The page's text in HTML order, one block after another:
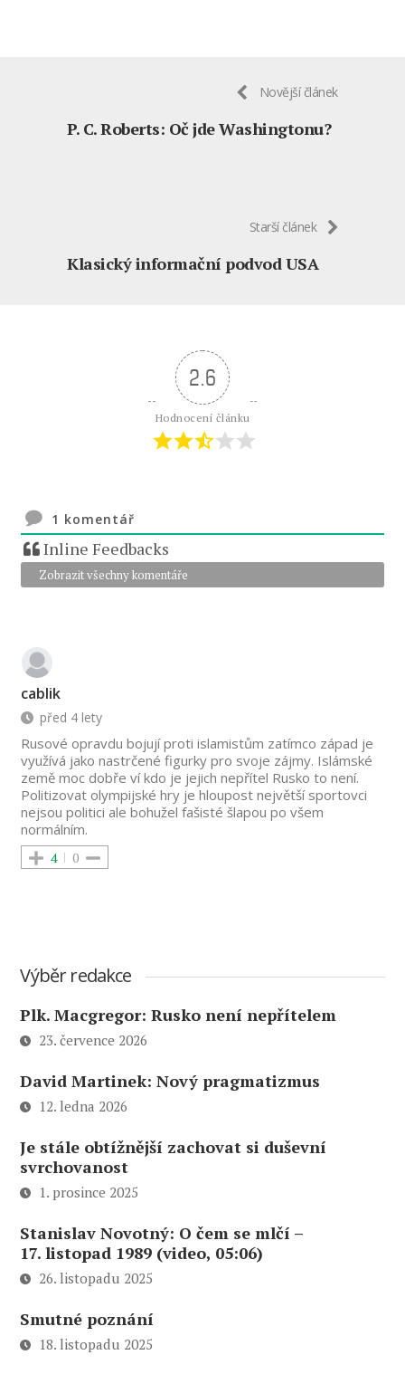
Novější článek
P. C. Roberts: Oč jde Washingtonu?
Starší článek
Klasický informační podvod USA
2.6
Hodnocení článku
1 komentář
Inline Feedbacks
Zobrazit všechny komentáře
cablik
před 4 lety
Rusové opravdu bojují proti islamistům zatímco západ je
využívá jako nastrčené figurky pro svoje zájmy. Islámské
země moc dobře ví kdo je jejich nepřítel Rusko to není.
Politizovat olympijské hry je hloupost největší sportovci
nejsou politici ale bohužel fašisté šlapou po všem
normálním.
4 0
Výběr redakce
Plk. Macgregor: Rusko není nepřítelem
23. července 2026
David Martinek: Nový pragmatizmus
12. ledna 2026
Je stále obtížnější zachovat si duševní
svrchovanost
1. prosince 2025
Stanislav Novotný: O čem se mlčí –
17. listopad 1989 (video, 05:06)
26. listopadu 2025
Smutné poznání
18. listopadu 2025